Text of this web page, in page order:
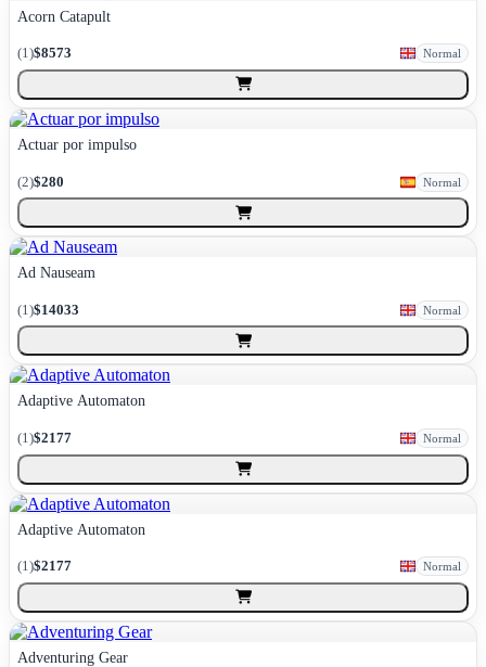
Acorn Catapult
(1)$8573 Normal
Actuar por impulso
(2)$280 Normal
Ad Nauseam
(1)$14033 Normal
Adaptive Automaton
(1)$2177 Normal
Adaptive Automaton
(1)$2177 Normal
Adventuring Gear